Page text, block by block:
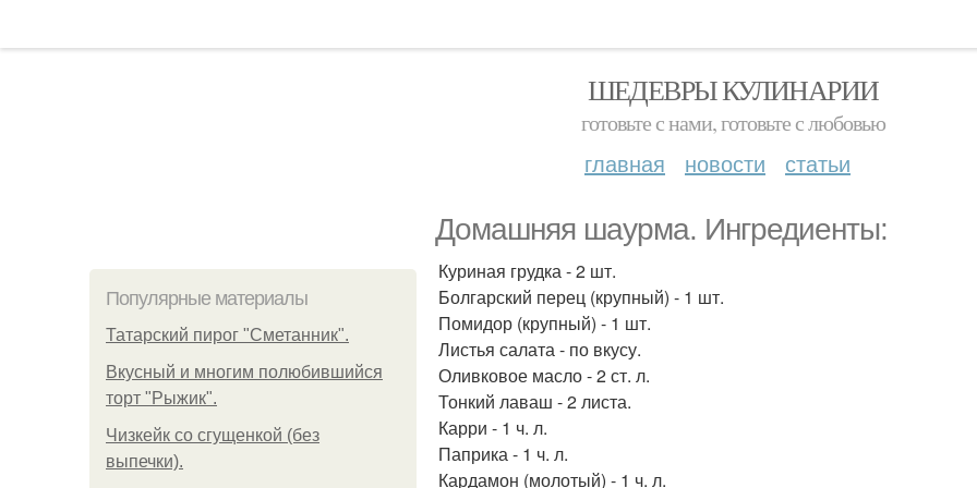
ШЕДЕВРЫ КУЛИНАРИИ
готовьте с нами, готовьте с любовью
главная новости статьи
Домашняя шаурма. Ингредиенты:
Популярные материалы
Татарский пирог "Сметанник".
Вкусный и многим полюбившийся
торт "Рыжик".
Чизкейк со сгущенкой (без
выпечки).
Куриная грудка - 2 шт.
Болгарский перец (крупный) - 1 шт.
Помидор (крупный) - 1 шт.
Листья салата - по вкусу.
Оливковое масло - 2 ст. л.
Тонкий лаваш - 2 листа.
Карри - 1 ч. л.
Паприка - 1 ч. л.
Кардамон (молотый) - 1 ч. л.